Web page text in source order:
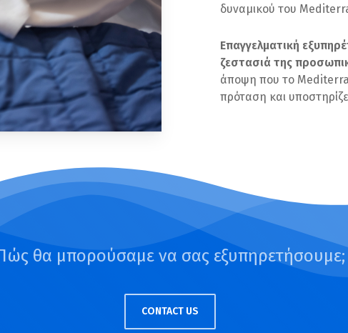
δυναμικού του
Επαγγελματική
ζεστασιά της
άποψη που το
πρόταση και
θα μπορούσαμε να σας εξυπηρετήσουμε;
CONTACT US